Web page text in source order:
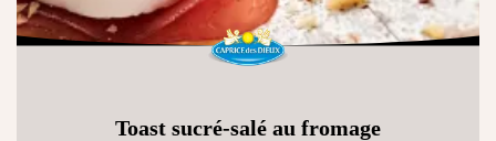
Toast sucré-salé au fromage